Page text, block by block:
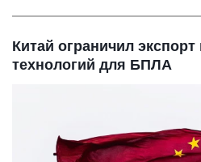
Китай ограничил
технологий для БПЛА